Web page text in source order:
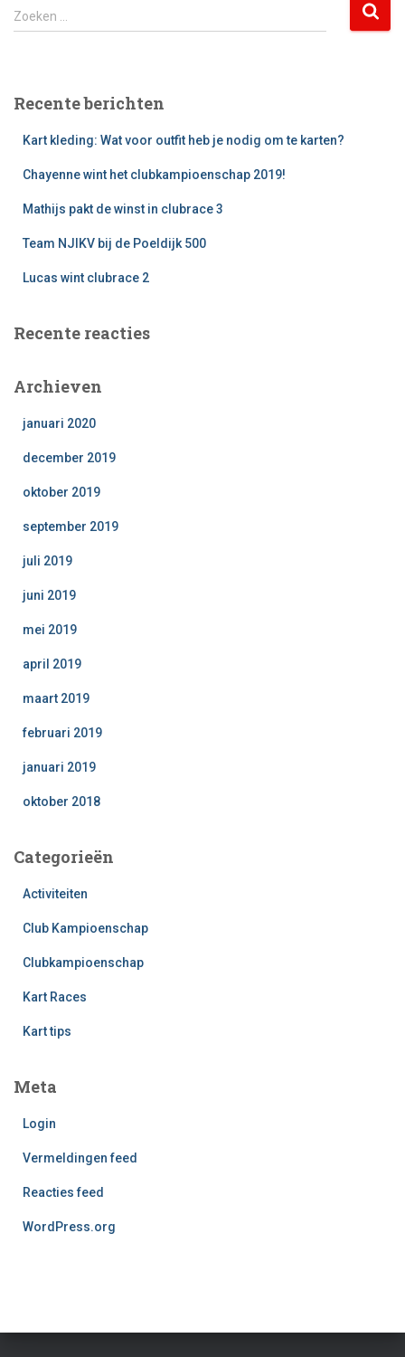
Z
o
n
Zoeken …
Recente berichten
Kart kleding: Wat voor outfit heb je nodig om te karten?
Chayenne wint het clubkampioenschap 2019!
Mathijs pakt de winst in clubrace 3
Team NJIKV bij de Poeldijk 500
Lucas wint clubrace 2
Recente reacties
Archieven
januari 2020
december 2019
oktober 2019
september 2019
juli 2019
juni 2019
mei 2019
april 2019
maart 2019
februari 2019
januari 2019
oktober 2018
Categorieën
Activiteiten
Club Kampioenschap
Clubkampioenschap
Kart Races
Kart tips
Meta
Login
Vermeldingen feed
Reacties feed
WordPress.org